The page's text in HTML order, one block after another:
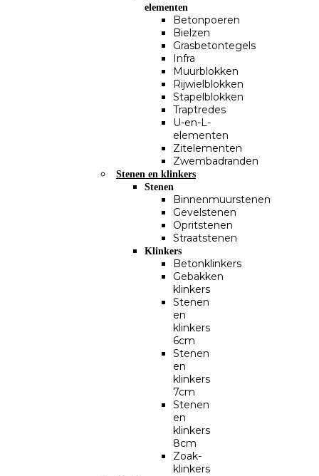
elementen
Betonpoeren
Bielzen
Grasbetontegels
Infra
Muurblokken
Rijwielblokken
Stapelblokken
Traptredes
U-en-L-
elementen
Zitelementen
Zwembadranden
Stenen en klinkers
Stenen
Binnenmuurstenen
Gevelstenen
Opritstenen
Straatstenen
Klinkers
Betonklinkers
Gebakken
klinkers
Stenen
en
klinkers
6cm
Stenen
en
klinkers
7cm
Stenen
en
klinkers
8cm
Zoak-
klinkers